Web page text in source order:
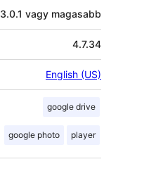
3.0.1 vagy magasabb
4.7.34
English (US)
google drive
google photo player